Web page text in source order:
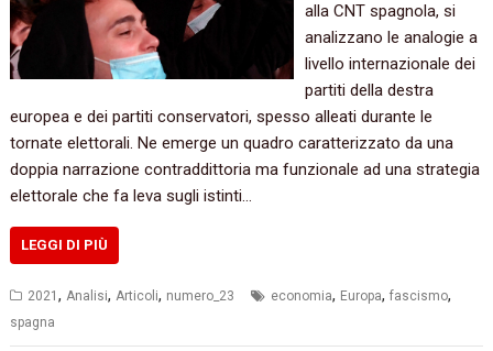
alla CNT spagnola, si
analizzano le analogie a
livello internazionale dei
partiti della destra
europea e dei partiti conservatori, spesso alleati durante le
tornate elettorali. Ne emerge un quadro caratterizzato da una
doppia narrazione contraddittoria ma funzionale ad una strategia
elettorale che fa leva sugli istinti…
LEGGI DI PIÙ
2021,Analisi,Articoli, numero_23 economia, Europa,fascismo,
spagna